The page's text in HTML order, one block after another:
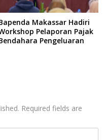
Makassar Hadiri
Pelaporan Pajak
Pengeluaran
Required fields are